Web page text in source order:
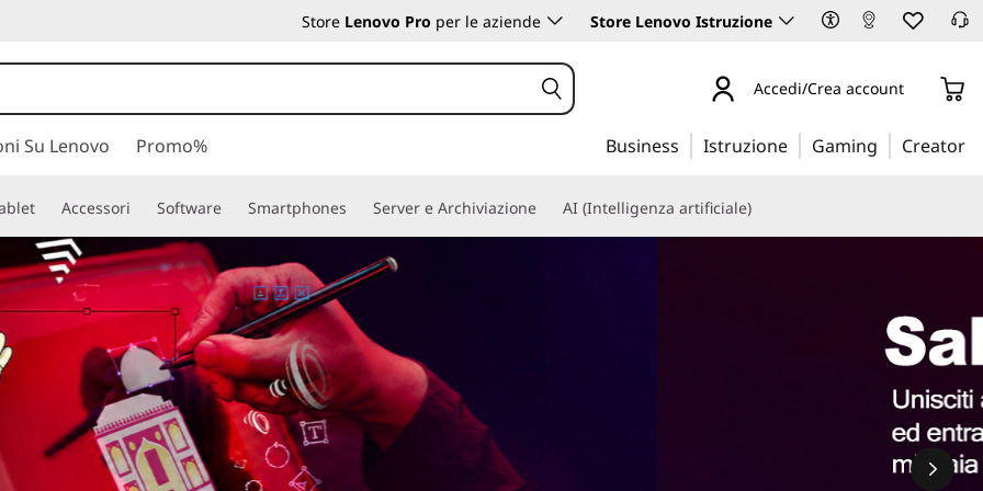
Store Lenovo Pro per le aziende Store Lenovo Istruzione
Accedi/Crea account
Su Lenovo Promo% Business Istruzione Gaming Creator
Accessori Software Smartphones Server e Archiviazione AI (Intelligenza artificiale)